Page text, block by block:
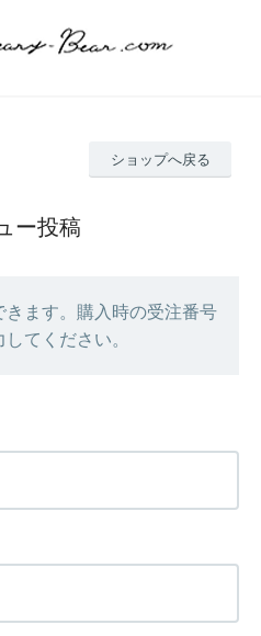
ショップへ戻る
ー投稿
ます。購入時の受注番号
てください。